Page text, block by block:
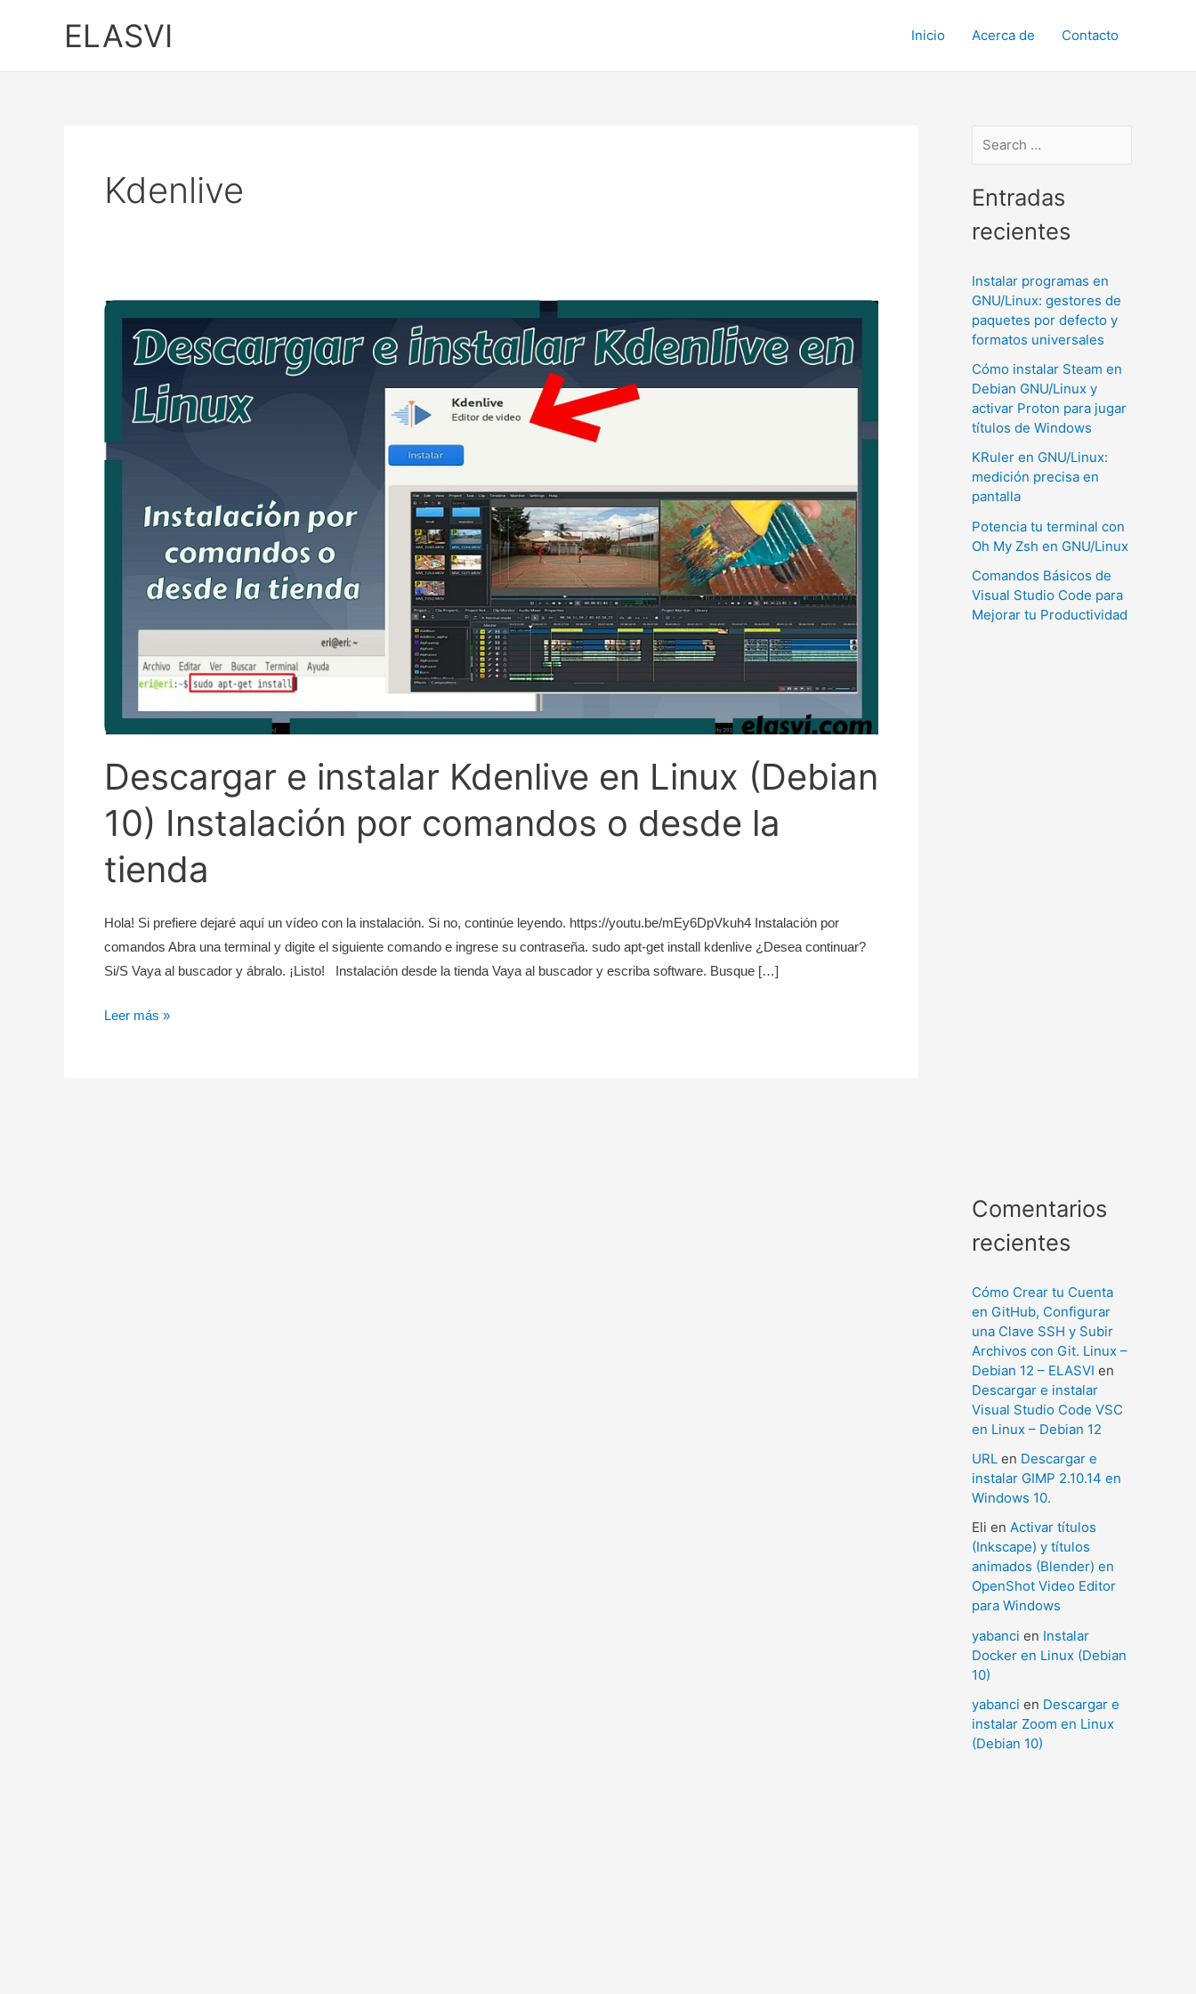
ELASVI Inicio Acerca de Contacto
Kdenlive
Descargar e instalar Kdenlive en Linux (Debian
10) Instalación por comandos o desde la
tienda
Hola! Si prefiere dejaré aquí un vídeo con la instalación. Si no, continúe leyendo. https://youtu.be/mEy6DpVkuh4 Instalación por
comandos Abra una terminal y digite el siguiente comando e ingrese su contraseña. sudo apt-get install kdenlive ¿Desea continuar?
Si/S Vaya al buscador y ábralo. ¡Listo! Instalación desde la tienda Vaya al buscador y escriba software. Busque […]
Descargar
Leer más »
Entradas
recientes
Instalar programas en
GNU/Linux: gestores de
paquetes por defecto y
formatos universales
Cómo instalar Steam en
Debian GNU/Linux y
activar Proton para jugar
títulos de Windows
KRuler en GNU/Linux:
medición precisa en
pantalla
Potencia tu terminal con
Oh My Zsh en GNU/Linux
Comandos Básicos de
Visual Studio Code para
Mejorar tu Productividad
Comentarios
recientes
Cómo Crear tu Cuenta
en GitHub, Configurar
una Clave SSH y Subir
Archivos con Git. Linux –
Debian 12 – ELASVI en
Descargar e instalar
Visual Studio Code VSC
en Linux – Debian 12
URL en Descargar e
instalar GIMP 2.10.14 en
Windows 10.
Eli en Activar títulos
(Inkscape) y títulos
animados (Blender) en
OpenShot Video Editor
para Windows
yabanci en Instalar
Docker en Linux (Debian
10)
yabanci en Descargar e
instalar Zoom en Linux
(Debian 10)